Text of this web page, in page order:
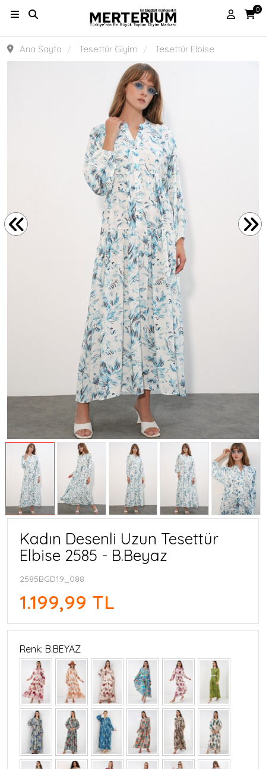
0
Ana Sayfa Tesettür Giyim Tesettür Elbise
Kadın Desenli Uzun Tesettür
Elbise 2585 - B.Beyaz
2585BGD19_088
1.199,99 TL
Renk: B.BEYAZ